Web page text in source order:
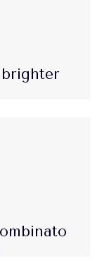
brighter